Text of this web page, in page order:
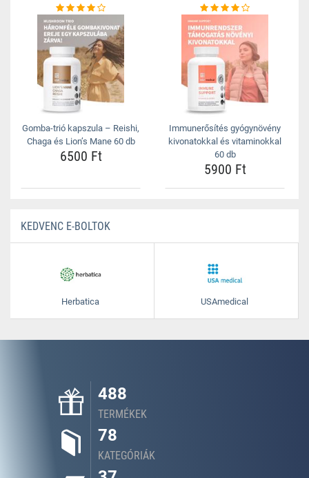
Gomba-trió kapszula – Reishi,
Chaga és Lion’s Mane 60 db
6500 Ft
Immunerősítés gyógynövény
kivonatokkal és vitaminokkal
60 db
5900 Ft
KEDVENC E-BOLTOK
Herbatica USAmedical
488
TERMÉKEK
78
KATEGÓRIÁK